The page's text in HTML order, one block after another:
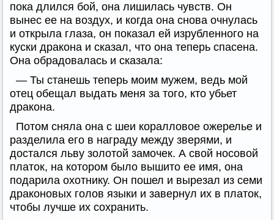
пока длился бой, она лишилась чувств. Он
вынес ее на воздух, и когда она снова очнулась
и открыла глаза, он показал ей изрубленного на
куски дракона и сказал, что она теперь спасена.
Она обрадовалась и сказала:
— Ты станешь теперь моим мужем, ведь мой
отец обещал выдать меня за того, кто убьет
дракона.
Потом сняла она с шеи коралловое ожерелье и
разделила его в награду между зверями, и
достался льву золотой замочек. А свой носовой
платок, на котором было вышито ее имя, она
подарила охотнику. Он пошел и вырезал из семи
драконовых голов языки и завернул их в платок,
чтобы лучше их сохранить.